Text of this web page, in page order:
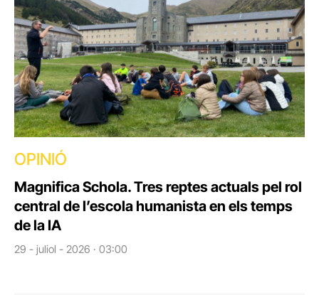
OPINIÓ
Magnifica Schola. Tres reptes actuals pel rol
central de l’escola humanista en els temps
de la IA
29 - juliol - 2026 · 03:00